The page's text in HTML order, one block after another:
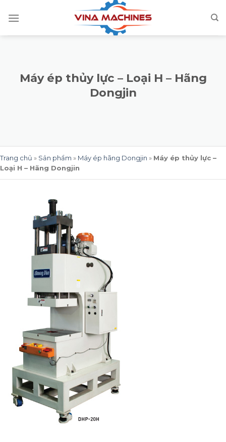
Máy ép thủy lực – Loại H – Hãng
Dongjin
Trang chủ » Sản phẩm » Máy ép hãng Dongjin » Máy ép thủy lực –
Loại H – Hãng Dongjin